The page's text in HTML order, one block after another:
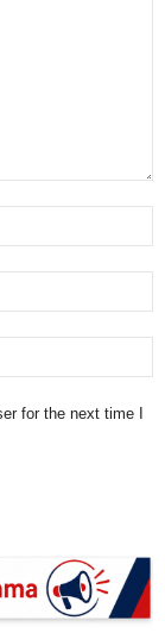
for the next time I